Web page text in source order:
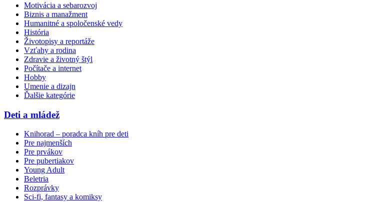
Motivácia a sebarozvoj
Biznis a manažment
Humanitné a spoločenské vedy
História
Životopisy a reportáže
Vzťahy a rodina
Zdravie a životný štýl
Počítače a internet
Hobby
Umenie a dizajn
Ďalšie kategórie
Deti a mládež
Knihorad – poradca kníh pre deti
Pre najmenších
Pre prvákov
Pre pubertiakov
Young Adult
Beletria
Rozprávky
Sci-fi, fantasy a komiksy